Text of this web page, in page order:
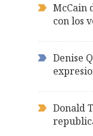
McCain
con los
Denise
Donald